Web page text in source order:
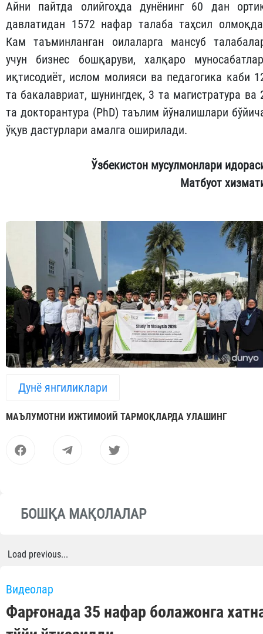
Айни пайтда олийгоҳда дунёнинг 60 дан
давлатидан 1572 нафар талаба таҳсил
Кам таъминланган оилаларга мансуб
учун бизнес бошқаруви, халқаро
иқтисодиёт, ислом молияси ва педагогика каби
та бакалавриат, шунингдек, 3 та магистратура ва
та докторантура (PhD) таълим йўналишлари
ўқув дастурлари амалга оширилади.
Ўзбекистон мусулмонлари
Матбуот
Дунё янгиликлари
МАЪЛУМОТНИ ИЖТИМОИЙ ТАРМОҚЛАРДА УЛАШИНГ
БОШҚА МАҚОЛАЛАР
Load previous...
Видеолар
Фарғонада 35 нафар болажонга